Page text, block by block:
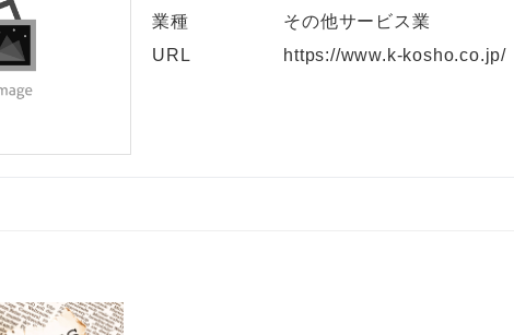
業種
その他サービス業
URL
https://www.k-kosho.co.jp/